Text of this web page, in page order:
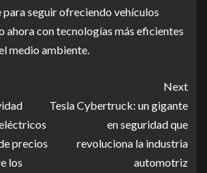
para seguir ofreciendo vehículos
ahora con tecnologías más eficientes
medio ambiente.
precios
los
Next
Tesla Cybertruck: un gigante
en seguridad que
revoluciona la industria
automotriz